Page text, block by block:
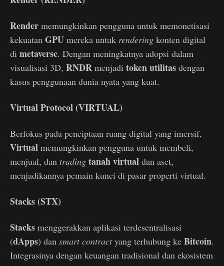
Render memungkinkan pengguna untuk memonetisasi
kekuatan GPU mereka untuk rendering konten digital
di metaverse. Dengan meningkatnya adopsi dalam
visualisasi 3D, RNDR menjadi token utilitas dengan
kasus penggunaan dunia nyata yang kuat.
Virtual Protocol (VIRTUAL)
Berfokus pada penciptaan ruang digital yang imersif,
Virtual memungkinkan pengguna untuk membeli,
menjual, dan trading tanah virtual dan aset,
menjadikannya pemain kunci di pasar properti virtual.
Stacks (STX)
Stacks menggerakkan aplikasi terdesentralisasi
(dApps) dan smart contractyang terhubung ke Bitcoin.
Integrasinya dengan keuangan tradisional dan ekosistem